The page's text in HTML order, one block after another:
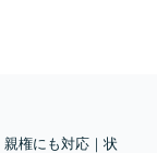
親権にも対応｜状